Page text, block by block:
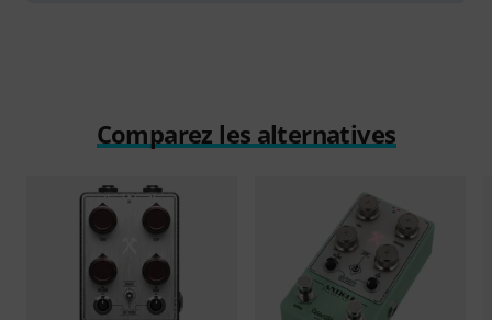
Comparez les alternatives